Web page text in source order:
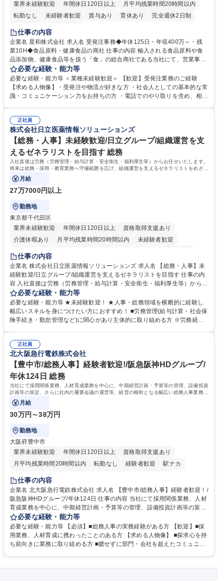
業界未経験歓迎
年間休日120日以上
月平均残業時間20時間以内
転勤なし
未経験者歓迎 賞与あり 育休あり
完全週休2日制
交通費支給
仕事の内容
企業名 星和株式会社 求人名 受発注事務◆年休125日・年収400万～・残
業10H◆食品原料・健康食品の商社 仕事の内容 輸入される食品原料や食
品添加物、健康食品等を扱う「食」の総合商社である当社にて、営業事務
として営業サポートや書類作成、データ入力、電話対応などの業務をお任
せします。 ・受注／出荷指示／売上管理／仕入管理／在庫管理／お客様や
倉庫と電話確認など、販売に関わる事務、営業サポートをお願いします。
・入社後は商品について覚えることから始め、先輩社員OJTと共に業務を
万～・残業10H◆食品原料・健康食品の商社
必要な経験・能力等
必要な経験・能力等 ＜業種未経験歓迎＞ 【歓迎】受発注業務のご経験
【求める人物像】・受発注や物流が好きな方 ・社会人としての基本的な常
識・コミュニケーション力をお持ちの方 ・電話でのやり取りを含め、相手
演算ができる方 ・業務ルールや指示を理解し、行動できる方 学歴・資格
学歴：大学院 大学 短大 語学力： 資格：
正社員
株式会社日立医薬情報ソリューションズ
【総務・人事】未経験歓迎/日立グループ/組織運営を支
えるゼネラリストを目指す 総務
入社直後は労務（労務管理・給与計算・安全衛生・福利厚生等）からお任せいたします。
将来は総務・採用・教育業務へ守備範囲を広げ、組織運営を支えるゼネラリストをめざせ
ます。
月給
27万7000円以上
勤務地
東京都千代田区
業界未経験歓迎
年間休日120日以上
資格取得支援あり
介護休暇あり
月平均残業時間20時間以内
未経験者歓迎
住宅手当あり
育休あり
完全週休2日制 交通費支給 土日祝休み 寮・社宅あり
仕事の内容
企業名 株式会社日立医薬情報ソリューションズ 求人名 【総務・人事】未
経験歓迎/日立グループ/組織運営を支えるゼネラリストを目指す 仕事の内
容 入社直後は労務（労務管理・給与計算・安全衛生・福利厚生等）からお
任せいたします。将来は総務・採用・教育業務へ守備範囲を広げ、組織運
営を支えるゼネラリストをめざせます。 ・初期業務：労働時間管理、給与
計算、社会保険対応、福利厚生管理、安全衛生、健康経営推進等をお任せ
します。ご経験に応じて、休職者管理など、幅広く経験を積んでいただき
幅広く経験を積みたい意欲がある方に最適な環境です。 募集職種 【総
務・人事】未経験歓迎/日立グループ/組織運営を支えるゼネラリストを目
指す
必要な経験・能力等
必要な経験・能力等 ★未経験歓迎！ ★人事・総務領域を横断的に経験し
幅広いスキルを身につけたい方におすすめ！ ■労務管理(給与計算・社会保
険手続き・勤怠管理など)に関心があり主体的に取り組める方 ※労務経験
のご経験 ■労務管理（給与計算・社会保険手続き・勤怠管理など）の経験
■衛生管理者の資格をお持ちの方 学歴・資格 学歴：大学院 大学 高専 短大
専修学校 高校 語学力： 資格：
正社員
北大阪急行電鉄株式会社
【豊中市/総務人事】経験者歓迎!/阪急阪神HDグループ/
年休124日 総務
当社にて採用関係業務、人材育成業務を中心に、中期経営計画・予算等の管理、設備投資
計画等の策定、さらに社内の重要会議の運営等、経営の根幹となる幅広い総務人事業務全
般を担当していただきます。
月給
30万円～38万円
勤務地
大阪府豊中市
業界未経験歓迎
年間休日120日以上
資格取得支援あり
月平均残業時間20時間以内
転勤なし 経験者歓迎
駅ナカ
退職金あり
土日祝休み
服装自由 昼食補助あり 食事補助あり
仕事の内容
企業名 北大阪急行電鉄株式会社 求人名 【豊中市/総務人事】経験者歓迎！/
阪急阪神HDグループ/年休124日 仕事の内容 当社にて採用関係業務、人材
育成業務を中心に、中期経営計画・予算等の管理、設備投資計画等の策
定、さらに社内の重要会議の運営等、経営の根幹となる幅広い総務人事業
務全般を担当していただきます。 【主な業務内容】 ■採用関係業務および
人材育成(社員研修)業務の推進 ■中期経営計画および予算等の管理 ■設備
投資計画等の策定 ■社内の重要会議の運営 ■その他総務人事業務全般 【入
務人事】経験者歓迎！/阪急阪神HDグループ/年休124日
必要な経験・能力等
必要な経験・能力等 【必須】■総務人事の実務経験がある方 【歓迎】■採
用業務、人材育成に携わったことのある方 【求める人物像】 ■探求心を持
ち前向きに業務に取り組める方 ■臆せずに部門・会社を超えたコミュニケ